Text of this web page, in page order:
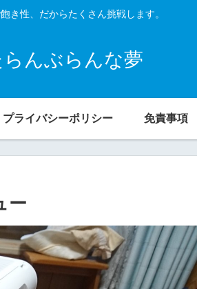
き性、だからたくさん挑戦します。
らんぶらんな夢
プライバシーポリシー 免責事項
ー